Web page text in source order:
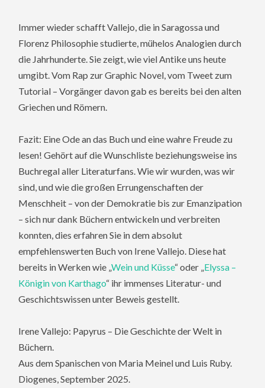
Immer wieder schafft Vallejo, die in Saragossa und
Florenz Philosophie studierte, mühelos Analogien durch
die Jahrhunderte. Sie zeigt, wie viel Antike uns heute
umgibt. Vom Rap zur Graphic Novel, vom Tweet zum
Tutorial – Vorgänger davon gab es bereits bei den alten
Griechen und Römern.
Fazit: Eine Ode an das Buch und eine wahre Freude zu
lesen! Gehört auf die Wunschliste beziehungsweise ins
Buchregal aller Literaturfans. Wie wir wurden, was wir
sind, und wie die großen Errungenschaften der
Menschheit – von der Demokratie bis zur Emanzipation
– sich nur dank Büchern entwickeln und verbreiten
konnten, dies erfahren Sie in dem absolut
empfehlenswerten Buch von Irene Vallejo. Diese hat
bereits in Werken wie „Wein und Küsse“ oder „ Elyssa –
Königin von Karthago“ ihr immenses Literatur- und
Geschichtswissen unter Beweis gestellt.
Irene Vallejo: Papyrus – Die Geschichte der Welt in
Büchern.
Aus dem Spanischen von Maria Meinel und Luis Ruby.
Diogenes, September 2025.